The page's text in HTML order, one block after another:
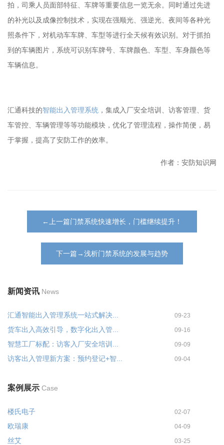
拍，司乘人员面部特征、车牌等重要信息一览无余。同时通过先进
的补光以及成像控制技术，实现在强顺光、强逆光、夜间等各种光
照条件下，对机动车车牌、车型等进行全天候有效识别。对于抓拍
到的车辆图片，系统可识别车牌号、车牌颜色、车型、车身颜色等
车辆信息。
汇通科技的智能出入管理系统 ，集成入厂安全培训、访客管理、货
车管控、车辆管理等等功能模块，优化了管理流程，操作简便，易
于掌握，提高了安防工作的效率。
作者：安防知识网
←上一篇门禁系统快速增长，门槛继续提升！
下一篇→浅析门禁系统的发展与趋势
新闻资讯 News
汇通智能出入管理系统一站式解决... 09-23
货车出入高效引导，数字化出入管... 09-16
智慧工厂标配：访客入厂安全培训... 09-09
访客出入管理新方案：预约登记+智... 09-04
案例展示 Case
楼氏电子 02-07
欧瑞康 04-09
丝艾 03-25